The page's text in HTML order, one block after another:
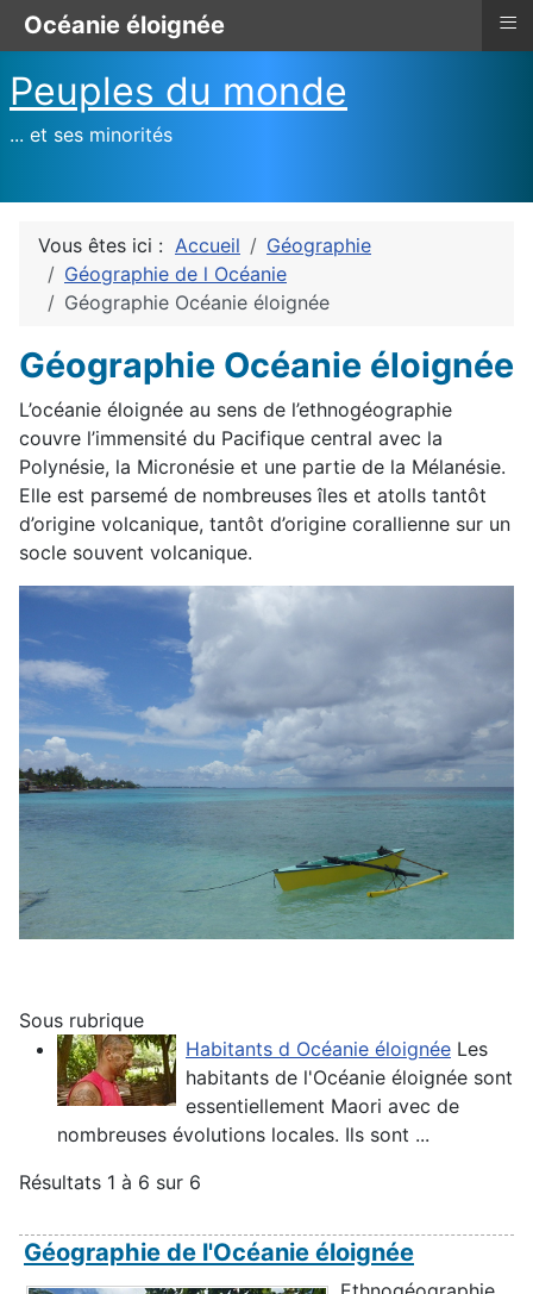
Peuples du monde
... et ses minorités
Vous êtes ici : Accueil
Géographie
Géographie de l Océanie
Géographie Océanie éloignée
Géographie Océanie éloignée
L’océanie éloignée au sens de l’ethnogéographie
couvre l’immensité du Pacifique central avec la
Polynésie, la Micronésie et une partie de la Mélanésie.
Elle est parsemé de nombreuses îles et atolls tantôt
d’origine volcanique, tantôt d’origine corallienne sur un
socle souvent volcanique.
Sous rubrique
Habitants d Océanie éloignée Les
habitants de l'Océanie éloignée sont
essentiellement Maori avec de
nombreuses évolutions locales. Ils sont ...
Résultats 1 à 6 sur 6
Géographie de l'Océanie éloignée
Océanie éloignée ≡